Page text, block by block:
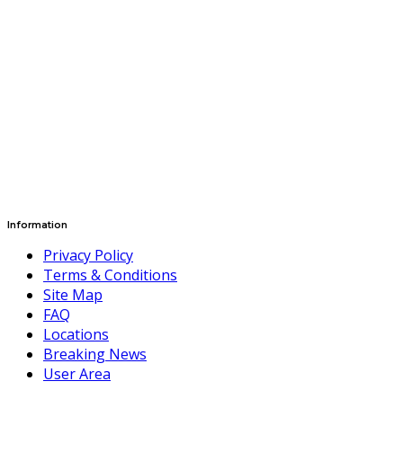
Information
Privacy Policy
Terms & Conditions
Site Map
FAQ
Locations
Breaking News
User Area